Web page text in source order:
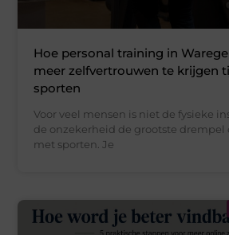
Hoe personal training in
meer zelfvertrouwen te krijgen
sporten
Voor veel mensen is niet de fysieke
de onzekerheid de grootste
met sporten. Je